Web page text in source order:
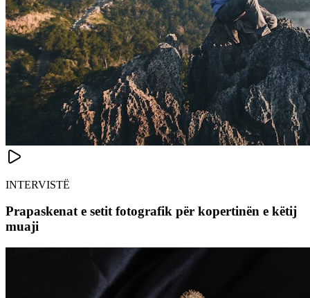
INTERVISTË
Prapaskenat e setit fotografik për kopertinën e këtij
muaji